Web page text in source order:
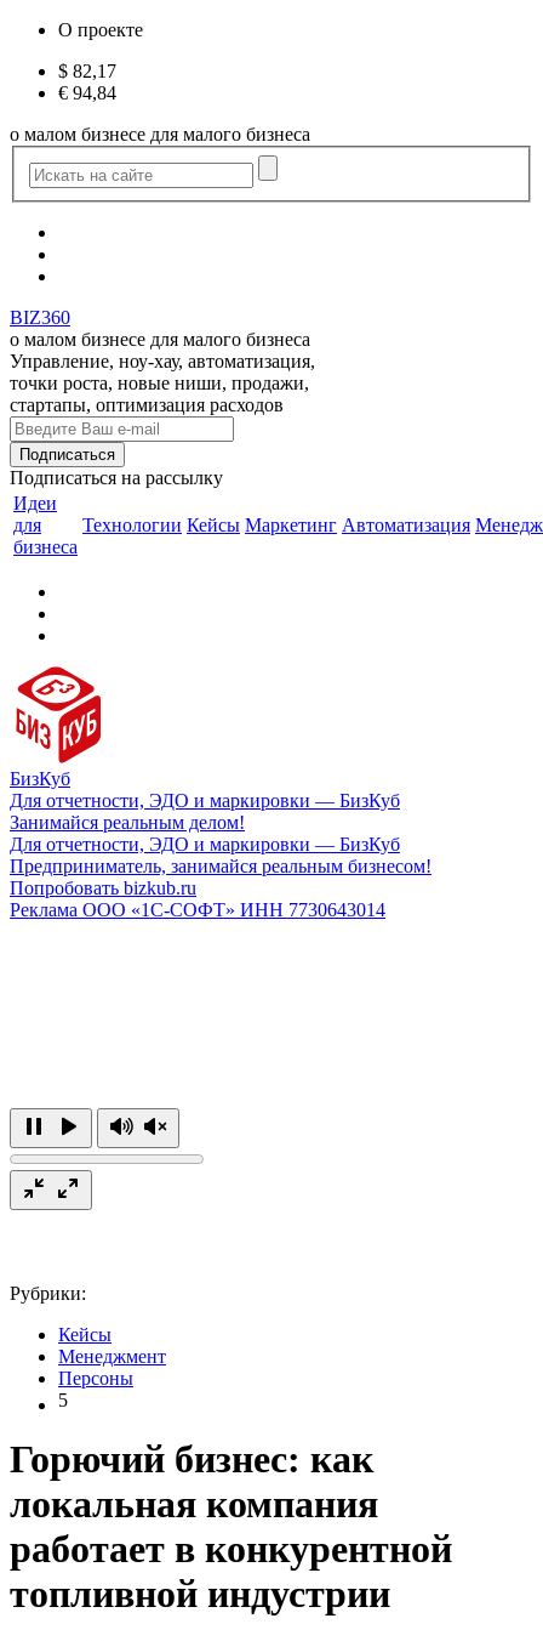
О проекте
$ 82,17
€ 94,84
о малом бизнесе для малого бизнеса
BIZ360
о малом бизнесе для малого бизнеса
Управление, ноу-хау, автоматизация,
точки роста, новые ниши, продажи,
стартапы, оптимизация расходов
Подписаться на рассылку
Идеи
для
бизнеса
Технологии Кейсы Маркетинг Автоматизация
БизКуб
Для отчетности, ЭДО и маркировки — БизКуб
Занимайся реальным делом!
Для отчетности, ЭДО и маркировки — БизКуб
Предприниматель, занимайся реальным бизнесом!
Попробовать bizkub.ru
Реклама ООО «1С-СОФТ» ИНН 7730643014
Рубрики:
Кейсы
Менеджмент
Персоны
5
Горючий бизнес: как
локальная компания
работает в конкурентной
топливной индустрии